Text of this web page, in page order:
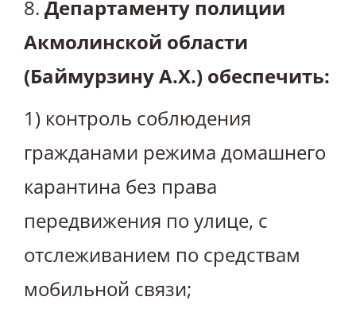
8. Департаменту полиции
Акмолинской области
(Баймурзину А.Х.) обеспечить:
1) контроль соблюдения
гражданами режима домашнего
карантина без права
передвижения по улице, с
отслеживанием по средствам
мобильной связи;